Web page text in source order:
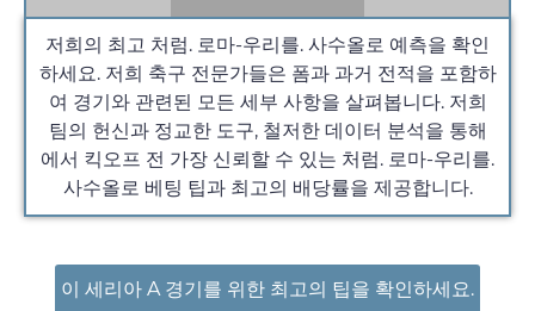
저희의 최고 처럼. 로마-우리를. 사수올로 예측을 확인
하세요. 저희 축구 전문가들은 폼과 과거 전적을 포함하
여 경기와 관련된 모든 세부 사항을 살펴봅니다. 저희
팀의 헌신과 정교한 도구, 철저한 데이터 분석을 통해
에서 킥오프 전 가장 신뢰할 수 있는 처럼. 로마-우리를.
사수올로 베팅 팁과 최고의 배당률을 제공합니다.
이 세리아 A 경기를 위한 최고의 팁을 확인하세요.